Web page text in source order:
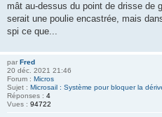
mât au-dessus du point de drisse de
serait une poulie encastrée, mais
spi ce que...
par Fred
20 déc. 2021 21:46
Forum : Micros
Sujet : Microsail : Système pour bloquer la
Réponses : 4
Vues : 94722